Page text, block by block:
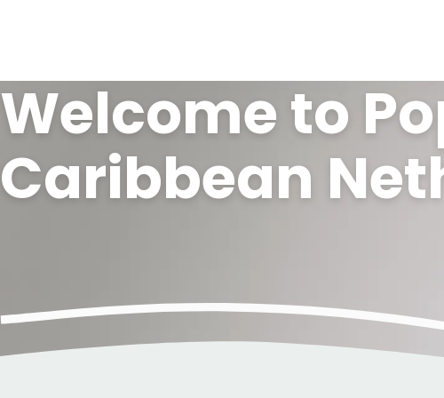
Direct
naar
hoofdinhoud">
Welcome to
Caribbean